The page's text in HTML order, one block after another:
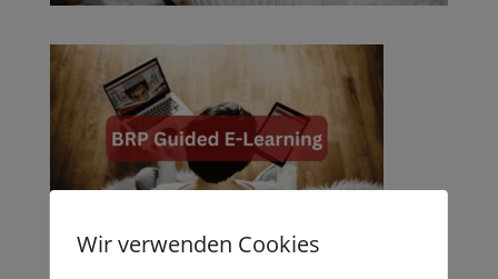
BRP Guided E-Learning
Wir verwenden Cookies